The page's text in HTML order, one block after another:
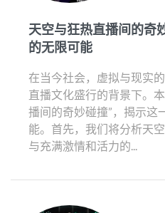
天空与狂热直播间的奇
的无限可能
在当今社会，虚拟与现实
直播文化盛行的背景下。
播间的奇妙碰撞”，揭示这
能。首先，我们将分析天
与充满激情和活力的...